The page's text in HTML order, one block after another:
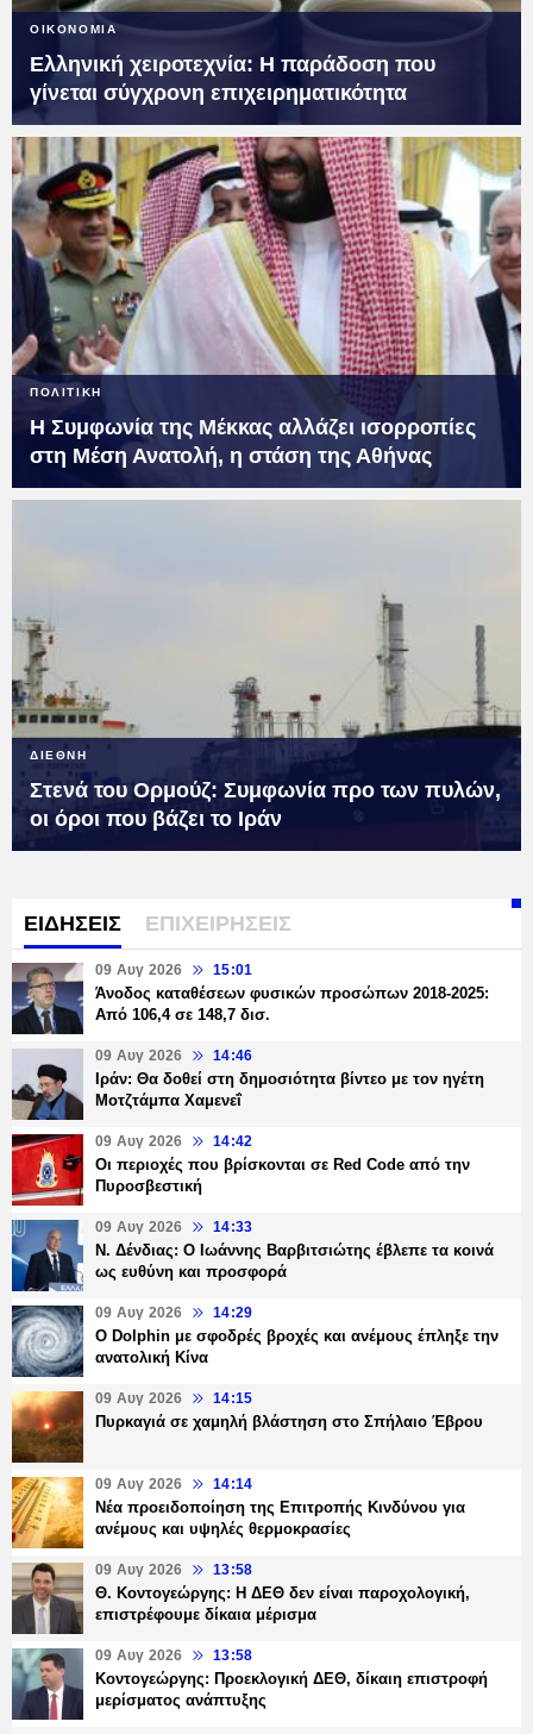
ΟΙΚΟΝΟΜΙΑ
Ελληνική χειροτεχνία: Η παράδοση που
γίνεται σύγχρονη επιχειρηματικότητα
ΠΟΛΙΤΙΚΗ
Η Συμφωνία της Μέκκας αλλάζει ισορροπίες
στη Μέση Ανατολή, η στάση της Αθήνας
ΔΙΕΘΝΗ
Στενά του Ορμούζ: Συμφωνία προ των πυλών,
οι όροι που βάζει το Ιράν
ΕΙΔΗΣΕΙΣ ΕΠΙΧΕΙΡΗΣΕΙΣ
09 Αυγ 2026 15:01
Άνοδος καταθέσεων φυσικών προσώπων 2018-2025:
Από 106,4 σε 148,7 δισ.
09 Αυγ 2026 14:46
Ιράν: Θα δοθεί στη δημοσιότητα βίντεο με τον ηγέτη
Μοτζτάμπα Χαμενεΐ
09 Αυγ 2026 14:42
Οι περιοχές που βρίσκονται σε Red Code από την
Πυροσβεστική
09 Αυγ 2026 14:33
Ν. Δένδιας: Ο Ιωάννης Βαρβιτσιώτης έβλεπε τα κοινά
ως ευθύνη και προσφορά
09 Αυγ 2026 14:29
Ο Dolphin με σφοδρές βροχές και ανέμους έπληξε την
ανατολική Κίνα
09 Αυγ 2026 14:15
Πυρκαγιά σε χαμηλή βλάστηση στο Σπήλαιο Έβρου
09 Αυγ 2026 14:14
Νέα προειδοποίηση της Επιτροπής Κινδύνου για
ανέμους και υψηλές θερμοκρασίες
09 Αυγ 2026 13:58
Θ. Κοντογεώργης: Η ΔΕΘ δεν είναι παροχολογική,
επιστρέφουμε δίκαια μέρισμα
09 Αυγ 2026 13:58
Κοντογεώργης: Προεκλογική ΔΕΘ, δίκαιη επιστροφή
μερίσματος ανάπτυξης